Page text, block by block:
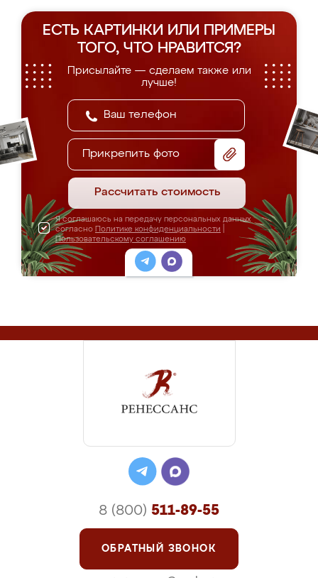
ЕСТЬ КАРТИНКИ ИЛИ ПРИМЕРЫ
ТОГО, ЧТО НРАВИТСЯ?
Присылайте — сделаем также или
лучше!
Прикрепить фото
Рассчитать стоимость
Я соглашаюсь на передачу персональных данных
согласно Политике конфиденциальности
Пользовательскому соглашению
8 (800) 511-89-55
ОБРАТНЫЙ ЗВОНОК